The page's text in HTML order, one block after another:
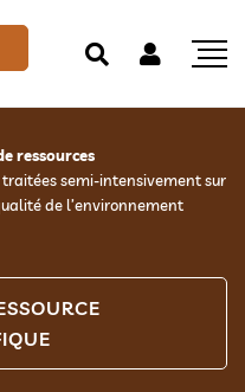
ressources
semi-intensivement sur
de l’environnement